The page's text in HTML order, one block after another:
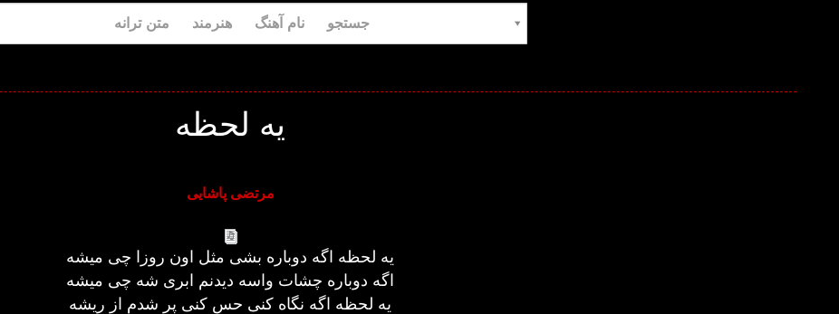
جستجو نام آهنگ هنرمند متن ترانه
یه لحظه
مرتضی پاشایی
یه لحظه اگه دوباره بشی مثل اون روزا چی میشه
اگه دوباره چشات واسه دیدنم ابری شه چی میشه
یه لحظه اگه نگاه کنی حس کنی پر شدم از ریشه